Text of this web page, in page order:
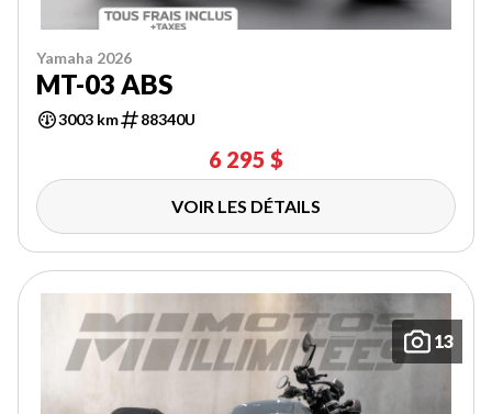
Yamaha 2026
MT-03 ABS
3003 km 88340U
6 295 $
VOIR LES DÉTAILS
13